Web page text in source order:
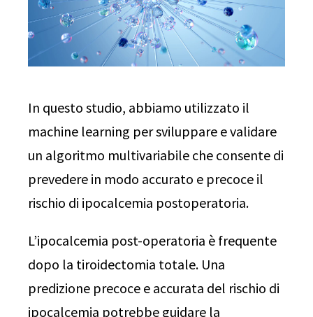
In questo studio, abbiamo utilizzato il
machine learning per sviluppare e validare
un algoritmo multivariabile che consente di
prevedere in modo accurato e precoce il
rischio di ipocalcemia postoperatoria.
L’ipocalcemia post-operatoria è frequente
dopo la tiroidectomia totale. Una
predizione precoce e accurata del rischio di
ipocalcemia potrebbe guidare la